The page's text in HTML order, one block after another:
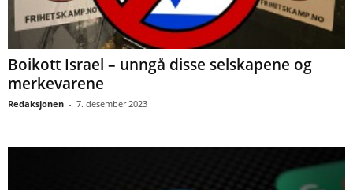
Boikott Israel – unngå disse selskapene og
merkevarene
Redaksjonen - 7. desember 2023